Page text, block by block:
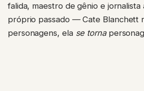
falida, maestro de gênio e jornalista
próprio passado — Cate Blanchett
personagens, ela se torna